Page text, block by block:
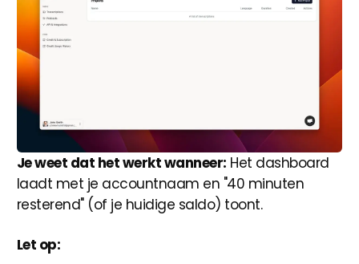
Je weet dat het werkt wanneer: Het dashboard
laadt met je accountnaam en "40 minuten
resterend" (of je huidige saldo) toont.
Let op: